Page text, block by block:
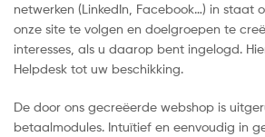
netwerken (LinkedIn, Facebook…) in staat
onze site te volgen en doelgroepen te
interesses, als u daarop bent ingelogd.
Helpdesk tot uw beschikking.
De door ons gecreëerde webshop is
betaalmodules. Intuïtief en eenvoudig in